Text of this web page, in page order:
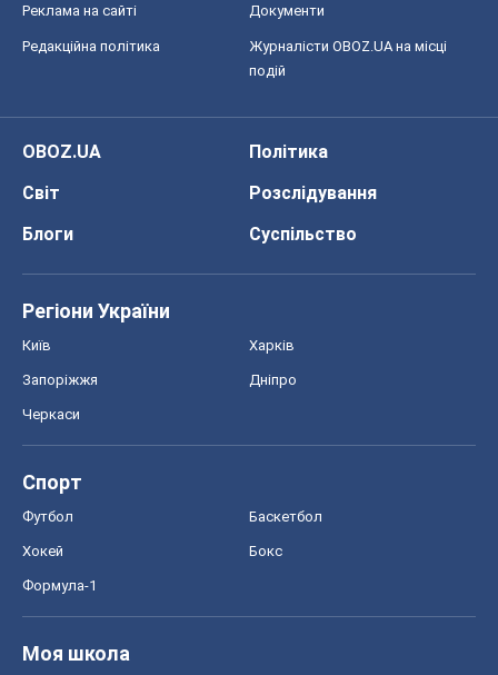
Реклама на сайті Документи
Редакційна політика
Журналісти OBOZ.UA на місці
подій
OBOZ.UA
Політика
Світ
Розслідування
Блоги
Суспільство
Регіони України
Київ Харків
Запоріжжя Дніпро
Черкаси
Спорт
Футбол Баскетбол
Хокей Бокс
Формула-1
Моя школа